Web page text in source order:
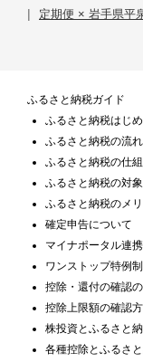
| 定期便 × 岩手県平
ふるさと納税ガイド
ふるさと納税はじ
ふるさと納税の流れ
ふるさと納税の仕
ふるさと納税の対
ふるさと納税のメリ
確定申告について
マイナポータル連
ワンストップ特例
控除・還付の確認
控除上限額の確認
株投資とふるさと
各種控除とふるさ